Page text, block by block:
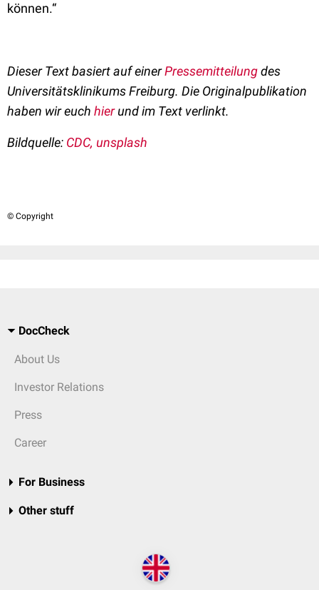
können.“
Dieser Text basiert auf einerPressemitteilungdes
Universitätsklinikums Freiburg. Die Originalpublikation
haben wir euch hierund im Text verlinkt.
Bildquelle: CDC, unsplash
© Copyright
DocCheck
About Us
Investor Relations
Press
Career
For Business
Other stuff